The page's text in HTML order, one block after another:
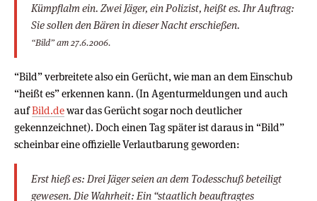
Kümpflalm ein. Zwei Jäger, ein Polizist, heißt es. Ihr Auftrag:
Sie sollen den Bären in dieser Nacht erschießen.
“Bild” am 27.6.2006.
“Bild” verbreitete also ein Gerücht, wie man an dem Einschub
“heißt es” erkennen kann. (In Agenturmeldungen und auch
aufBild.dewar das Gerücht sogar noch deutlicher
gekennzeichnet). Doch einen Tag später ist daraus in “Bild”
scheinbar eine offizielle Verlautbarung geworden:
Erst hieß es: Drei Jäger seien an dem Todesschuß beteiligt
gewesen. Die Wahrheit: Ein “staatlich beauftragtes